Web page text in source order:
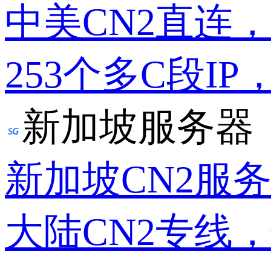
中美CN2直连
253个多C段IP
新加坡服务器
新加坡CN2服
大陆CN2专线